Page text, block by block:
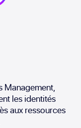
Management,
les identités
aux ressources